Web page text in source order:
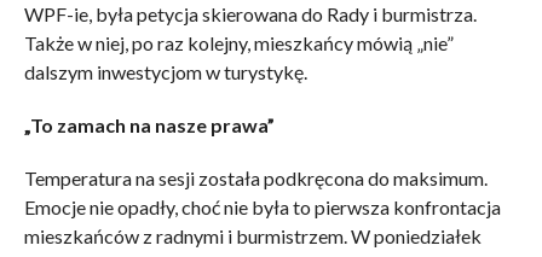
WPF-ie, była petycja skierowana do Rady i burmistrza.
Także w niej, po raz kolejny, mieszkańcy mówią „nie”
dalszym inwestycjom w turystykę.
„To zamach na nasze prawa”
Temperatura na sesji została podkręcona do maksimum.
Emocje nie opadły, choć nie była to pierwsza konfrontacja
mieszkańców z radnymi i burmistrzem. W poniedziałek